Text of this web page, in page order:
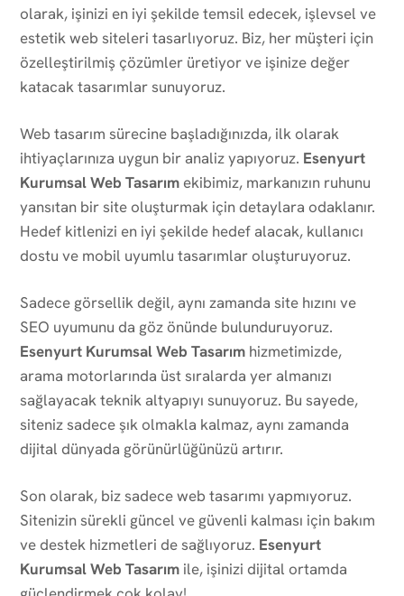
olarak, işinizi en iyi şekilde temsil edecek, işlevsel ve
estetik web siteleri tasarlıyoruz. Biz, her müşteri için
özelleştirilmiş çözümler üretiyor ve işinize değer
katacak tasarımlar sunuyoruz.
Web tasarım sürecine başladığınızda, ilk olarak
ihtiyaçlarınıza uygun bir analiz yapıyoruz. Esenyurt
Kurumsal Web Tasarım ekibimiz, markanızın ruhunu
yansıtan bir site oluşturmak için detaylara odaklanır.
Hedef kitlenizi en iyi şekilde hedef alacak, kullanıcı
dostu ve mobil uyumlu tasarımlar oluşturuyoruz.
Sadece görsellik değil, aynı zamanda site hızını ve
SEO uyumunu da göz önünde bulunduruyoruz.
Esenyurt Kurumsal Web Tasarım hizmetimizde,
arama motorlarında üst sıralarda yer almanızı
sağlayacak teknik altyapıyı sunuyoruz. Bu sayede,
siteniz sadece şık olmakla kalmaz, aynı zamanda
dijital dünyada görünürlüğünüzü artırır.
Son olarak, biz sadece web tasarımı yapmıyoruz.
Sitenizin sürekli güncel ve güvenli kalması için bakım
ve destek hizmetleri de sağlıyoruz. Esenyurt
Kurumsal Web Tasarım ile, işinizi dijital ortamda